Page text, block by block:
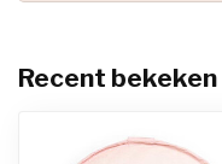
Recent bekeken